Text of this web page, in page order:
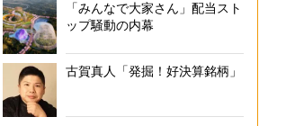
「みんなで大家さん」配当スト
ップ騒動の内幕
古賀真人「発掘！好決算銘柄」